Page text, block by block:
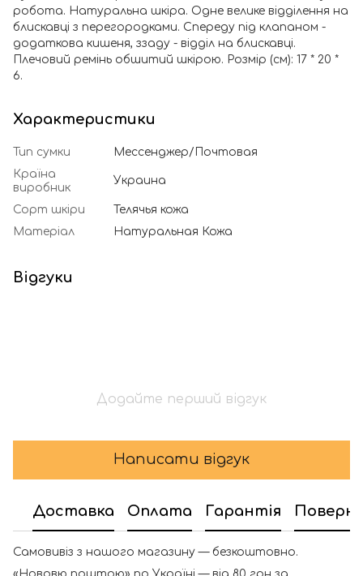
робота. Натуральна шкіра. Одне велике відділення на
блискавці з перегородками. Спереду під клапаном -
додаткова кишеня, ззаду - відділ на блискавці.
Плечовий ремінь обшитий шкірою. Розмір (см): 17 * 20 *
6.
Характеристики
Тип сумки
Мессенджер/Почтовая
Країна
виробник
Украина
Сорт шкіри
Телячья кожа
Матеріал
Натуральная Кожа
Відгуки
Додайте перший відгук
Написати відгук
Доставка Оплата Гарантія
Самовивіз з нашого магазину — безкоштовно.